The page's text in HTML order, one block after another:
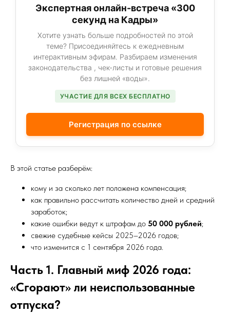
Экспертная онлайн-встреча «300
секунд на Кадры»
Хотите узнать больше подробностей по этой
теме? Присоединяйтесь к ежедневным
интерактивным эфирам. Разбираем изменения
законодательства , чек-листы и готовые решения
без лишней «воды».
УЧАСТИЕ ДЛЯ ВСЕХ БЕСПЛАТНО
Регистрация по ссылке
В этой статье разберём:
кому и за сколько лет положена компенсация;
как правильно рассчитать количество дней и средний
заработок;
какие ошибки ведут к штрафам до 50 000 рублей;
свежие судебные кейсы 2025–2026 годов;
что изменится с 1 сентября 2026 года.
Часть 1. Главный миф 2026 года:
«Сгорают» ли неиспользованные
отпуска?